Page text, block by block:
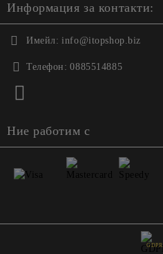
Информация за контакти:
Имейл: info@itopshop.biz
Телефон: 0885514885
Ние работим с
GDPR